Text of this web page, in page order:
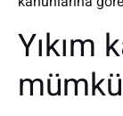
Yıkım